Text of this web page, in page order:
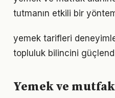
tutmanın etkili bir
yemek tarifleri
topluluk bilincini
Yemek ve